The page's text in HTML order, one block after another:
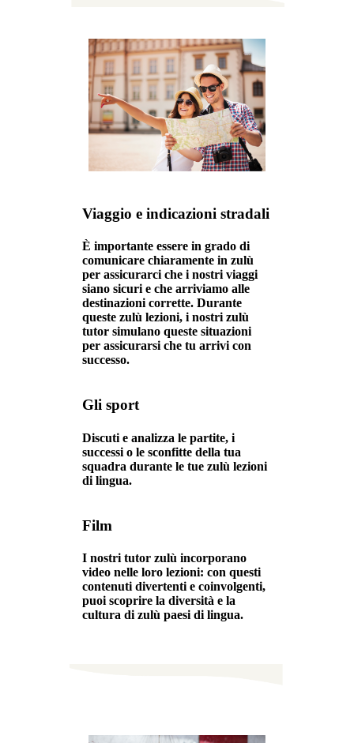
Viaggio e indicazioni stradali
È importante essere in grado di
comunicare chiaramente in zulù
per assicurarci che i nostri viaggi
siano sicuri e che arriviamo alle
destinazioni corrette. Durante
queste zulù lezioni, i nostri zulù
tutor simulano queste situazioni
per assicurarsi che tu arrivi con
successo.
Gli sport
Discuti e analizza le partite, i
successi o le sconfitte della tua
squadra durante le tue zulù lezioni
di lingua.
Film
I nostri tutor zulù incorporano
video nelle loro lezioni: con questi
contenuti divertenti e coinvolgenti,
puoi scoprire la diversità e la
cultura di zulù paesi di lingua.